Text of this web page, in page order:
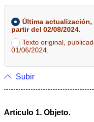
Última actualización,
partir del 02/08/2024.
Texto original,
01/06/2024.
Subir
Artículo 1. Objeto.